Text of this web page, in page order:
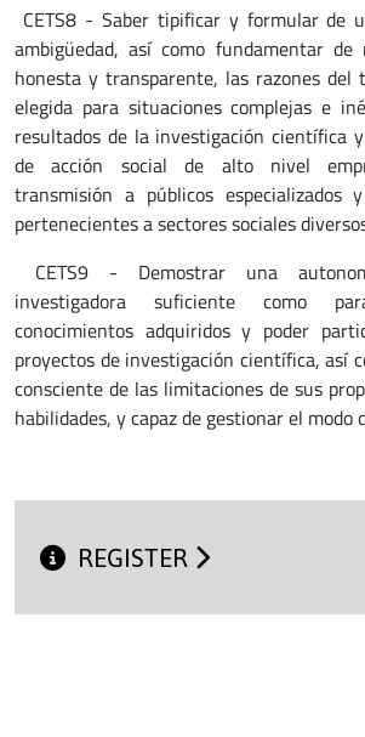
CETS8 - Saber tipificar y formular de
ambigüedad, así como fundamentar de
honesta y transparente, las razones del
elegida para situaciones complejas e
resultados de la investigación científica
de acción social de alto nivel
transmisión a públicos especializados
pertenecientes a sectores sociales
CETS9 - Demostrar una
investigadora suficiente como
conocimientos adquiridos y poder
proyectos de investigación científica, así
consciente de las limitaciones de sus
habilidades, y capaz de gestionar el modo
REGISTER